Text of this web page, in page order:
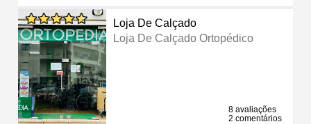
Loja De Calçado
Loja De Calçado Ortopédico
8 avaliações
2 comentários